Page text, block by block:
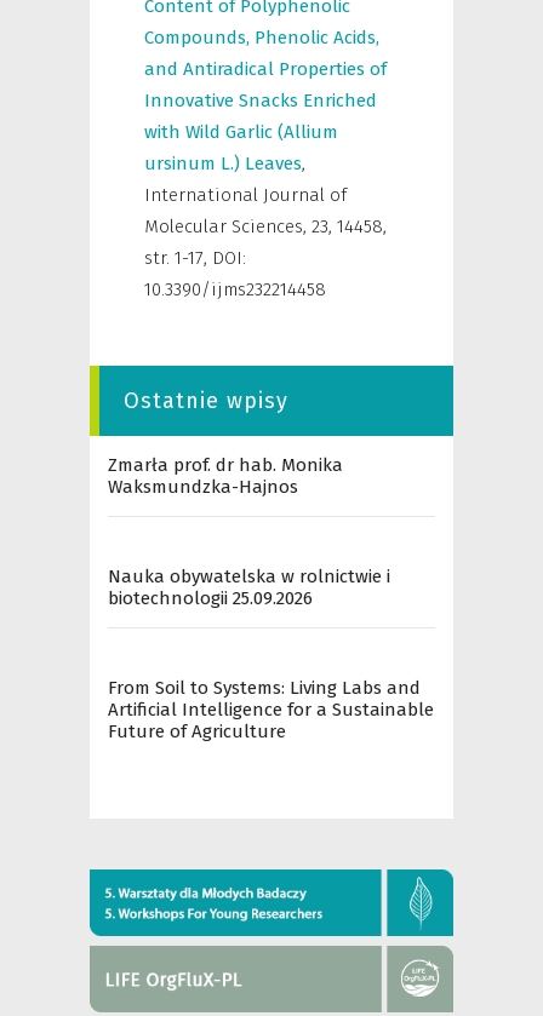
Content of Polyphenolic
Compounds, Phenolic Acids,
and Antiradical Properties of
Innovative Snacks Enriched
with Wild Garlic (Allium
ursinum L.) Leaves,
International Journal of
Molecular Sciences, 23, 14458,
str. 1-17, DOI:
10.3390/ijms232214458
Ostatnie wpisy
Zmarła prof. dr hab. Monika
Waksmundzka-Hajnos
Nauka obywatelska w rolnictwie i
biotechnologii 25.09.2026
From Soil to Systems: Living Labs and
Artificial Intelligence for a Sustainable
Future of Agriculture